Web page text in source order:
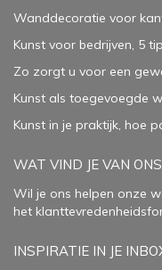
Wanddecoratie voor
Kunst voor bedrijven, 5
Zo zorgt u voor een
Kunst als toegevoegde
Kunst in je praktijk, hoe
WAT VIND JE VAN
Wil je ons helpen onze
het
INSPIRATIE IN JE